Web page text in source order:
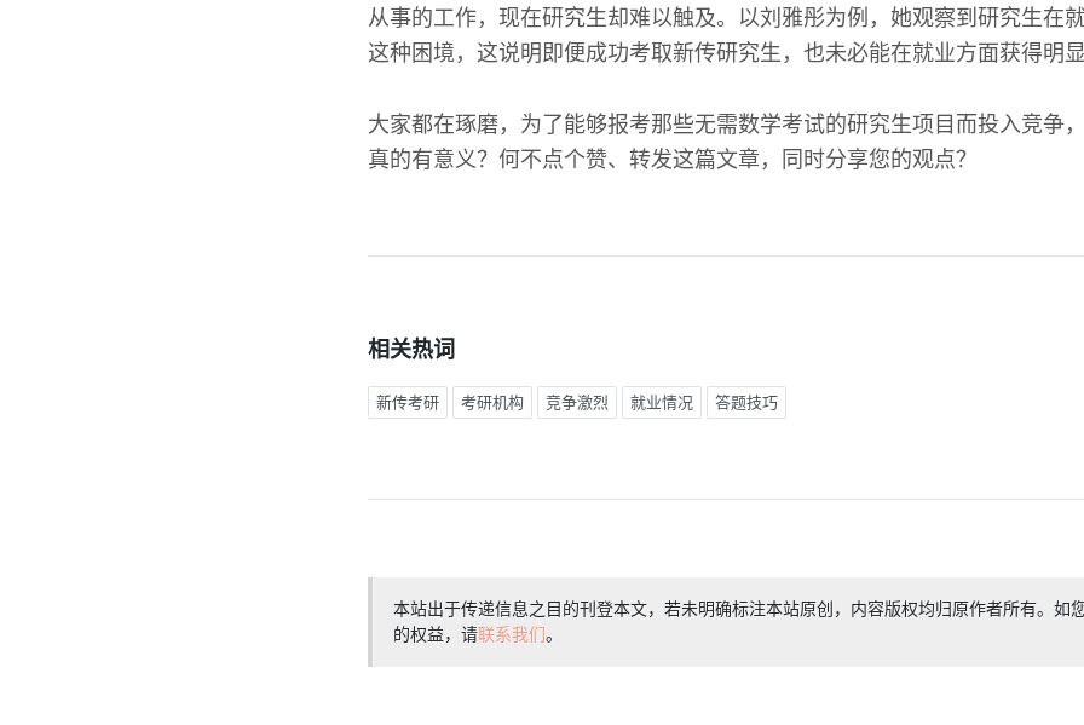
从事的工作，现在研究生却难以触及。以刘雅彤为例，她观察到研究生在
这种困境，这说明即便成功考取新传研究生，也未必能在就业方面获得明
大家都在琢磨，为了能够报考那些无需数学考试的研究生项目而投入竞争
真的有意义？何不点个赞、转发这篇文章，同时分享您的观点？
相关热词
新传考研 考研机构 竞争激烈 就业情况 答题技巧
本站出于传递信息之目的刊登本文，若未明确标注本站原创，内容版权均归原作者所有。如
的权益，请联系我们。